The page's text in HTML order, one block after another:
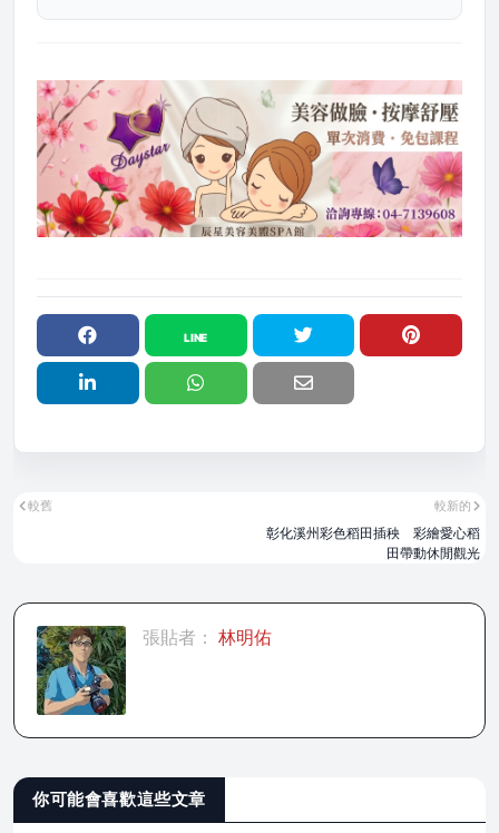
較新的
彰化溪州彩色稻田插秧 彩繪愛心稻
田帶動休閒觀光
較舊
張貼者： 林明佑
你可能會喜歡這些文章